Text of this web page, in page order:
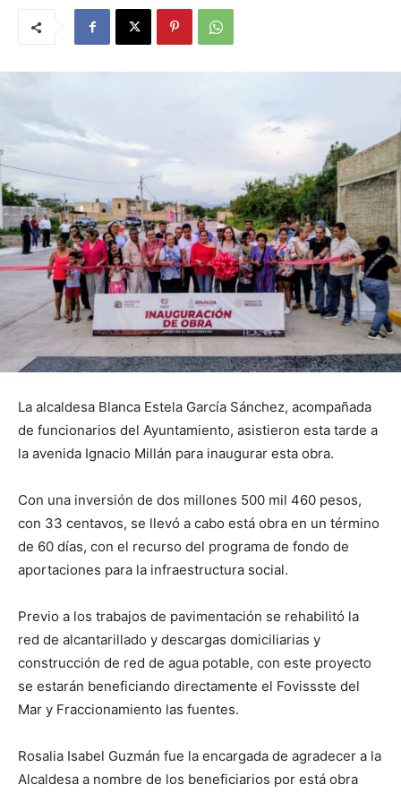
La alcaldesa Blanca Estela García Sánchez, acompañada
de funcionarios del Ayuntamiento, asistieron esta tarde a
la avenida Ignacio Millán para inaugurar esta obra.
Con una inversión de dos millones 500 mil 460 pesos,
con 33 centavos, se llevó a cabo está obra en un término
de 60 días, con el recurso del programa de fondo de
aportaciones para la infraestructura social.
Previo a los trabajos de pavimentación se rehabilitó la
red de alcantarillado y descargas domiciliarias y
construcción de red de agua potable, con este proyecto
se estarán beneficiando directamente el Fovissste del
Mar y Fraccionamiento las fuentes.
Rosalia Isabel Guzmán fue la encargada de agradecer a la
Alcaldesa a nombre de los beneficiarios por está obra